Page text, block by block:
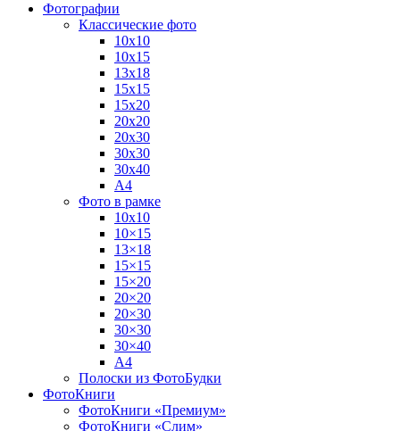
Фотографии
Классические фото
10х10
10х15
13х18
15х15
15х20
20х20
20х30
30х30
30х40
А4
Фото в рамке
10х10
10×15
13×18
15×15
15×20
20×20
20×30
30×30
30×40
A4
Полоски из ФотоБудки
ФотоКниги
ФотоКниги «Премиум»
ФотоКниги «Слим»